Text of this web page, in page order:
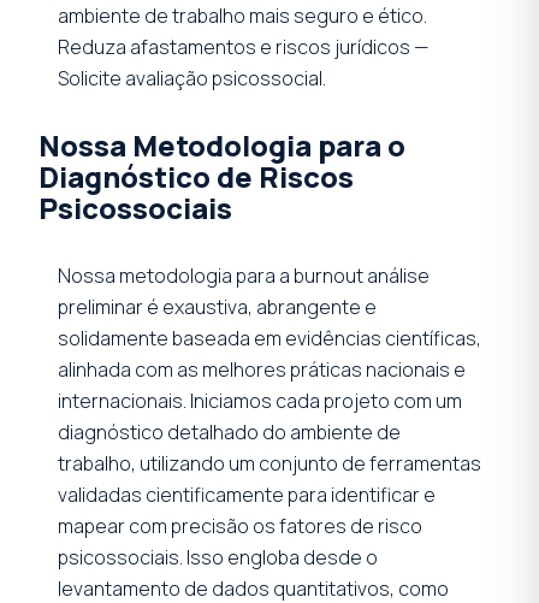
ambiente de trabalho mais seguro e ético.
Reduza afastamentos e riscos jurídicos —
Solicite avaliação psicossocial.
Nossa Metodologia para o
Diagnóstico de Riscos
Psicossociais
Nossa metodologia para a burnout análise
preliminar é exaustiva, abrangente e
solidamente baseada em evidências científicas,
alinhada com as melhores práticas nacionais e
internacionais. Iniciamos cada projeto com um
diagnóstico detalhado do ambiente de
trabalho, utilizando um conjunto de ferramentas
validadas cientificamente para identificar e
mapear com precisão os fatores de risco
psicossociais. Isso engloba desde o
levantamento de dados quantitativos, como